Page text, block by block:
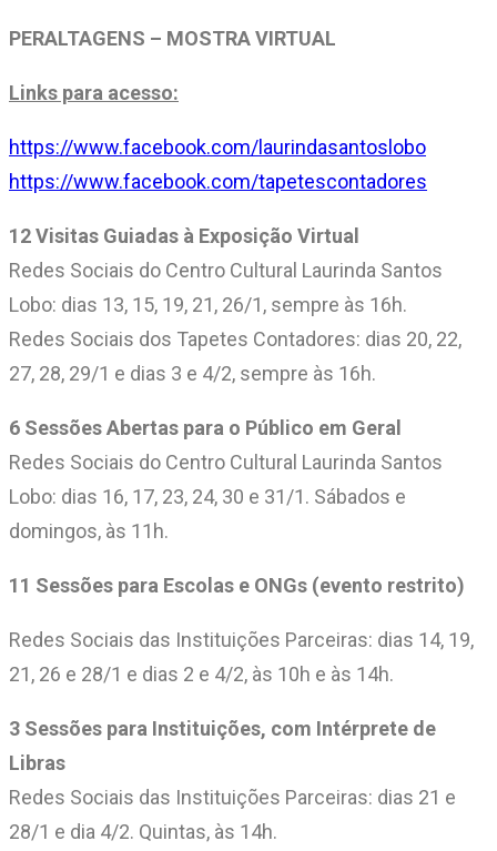
PERALTAGENS – MOSTRA VIRTUAL
Links para acesso:
https://www.facebook.com/laurindasantoslobo
https://www.facebook.com/tapetescontadores
12 Visitas Guiadas à Exposição Virtual
Redes Sociais do Centro Cultural Laurinda Santos
Lobo: dias 13, 15, 19, 21, 26/1, sempre às 16h.
Redes Sociais dos Tapetes Contadores: dias 20, 22,
27, 28, 29/1 e dias 3 e 4/2, sempre às 16h.
6 Sessões Abertas para o Público em Geral
Redes Sociais do Centro Cultural Laurinda Santos
Lobo: dias 16, 17, 23, 24, 30 e 31/1. Sábados e
domingos, às 11h.
11 Sessões para Escolas e ONGs (evento restrito)
Redes Sociais das Instituições Parceiras: dias 14, 19,
21, 26 e 28/1 e dias 2 e 4/2, às 10h e às 14h.
3 Sessões para Instituições, com Intérprete de
Libras
Redes Sociais das Instituições Parceiras: dias 21 e
28/1 e dia 4/2. Quintas, às 14h.